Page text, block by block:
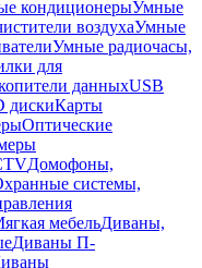
кондиционерыУмные
воздухаУмные
Умные радиочасы,
для
данныхUSB
дискиКарты
Оптические
Домофоны,
системы,
мебельДиваны,
Диваны П-